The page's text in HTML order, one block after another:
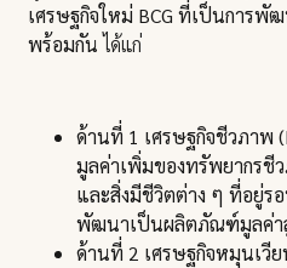
เศรษฐกิจใหม่ BCG ที่เป็นการพั
พร้อมกันได้แก่
ด้านที่ 1 เศรษฐกิจชีวภาพ
มูลค่าเพิ่มของทรัพยากร
และสิ่งมีชีวิตต่าง ๆ ที่อยู่ร
พัฒนาเป็นผลิตภัณฑ์มูลค่า
ด้านที่ 2 เศรษฐกิจหมุนเวีย